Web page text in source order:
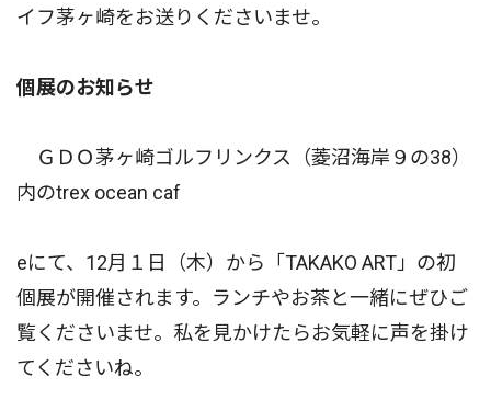
イフ茅ヶ崎をお送りくださいませ。
個展のお知らせ
ＧＤＯ茅ヶ崎ゴルフリンクス（菱沼海岸９の38）
内のtrex ocean caf
eにて、12月１日（木）から「TAKAKO ART」の初
個展が開催されます。ランチやお茶と一緒にぜひご
覧くださいませ。私を見かけたらお気軽に声を掛け
てくださいね。